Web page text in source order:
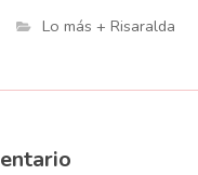
Lo más + Risaralda